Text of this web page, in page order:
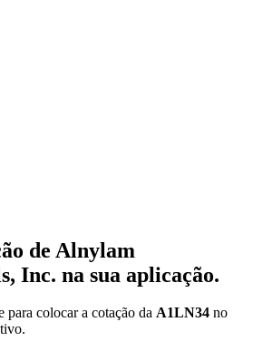
de Alnylam
Inc. na sua aplicação.
colocar a cotação da A1LN34 no